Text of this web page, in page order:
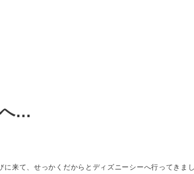
…
に来て、せっかくだからとディズニーシーへ行ってきま